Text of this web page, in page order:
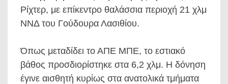
Ρίχτερ, με επίκεντρο θαλάσσια περιοχή 21 χλμ
ΝΝΔ του Γούδουρα Λασιθίου.
Όπως μεταδίδει το ΑΠΕ ΜΠΕ, το εστιακό
βάθος προσδιορίστηκε στα 6,2 χλμ. Η δόνηση
έγινε αισθητή κυρίως στα ανατολικά τμήματα